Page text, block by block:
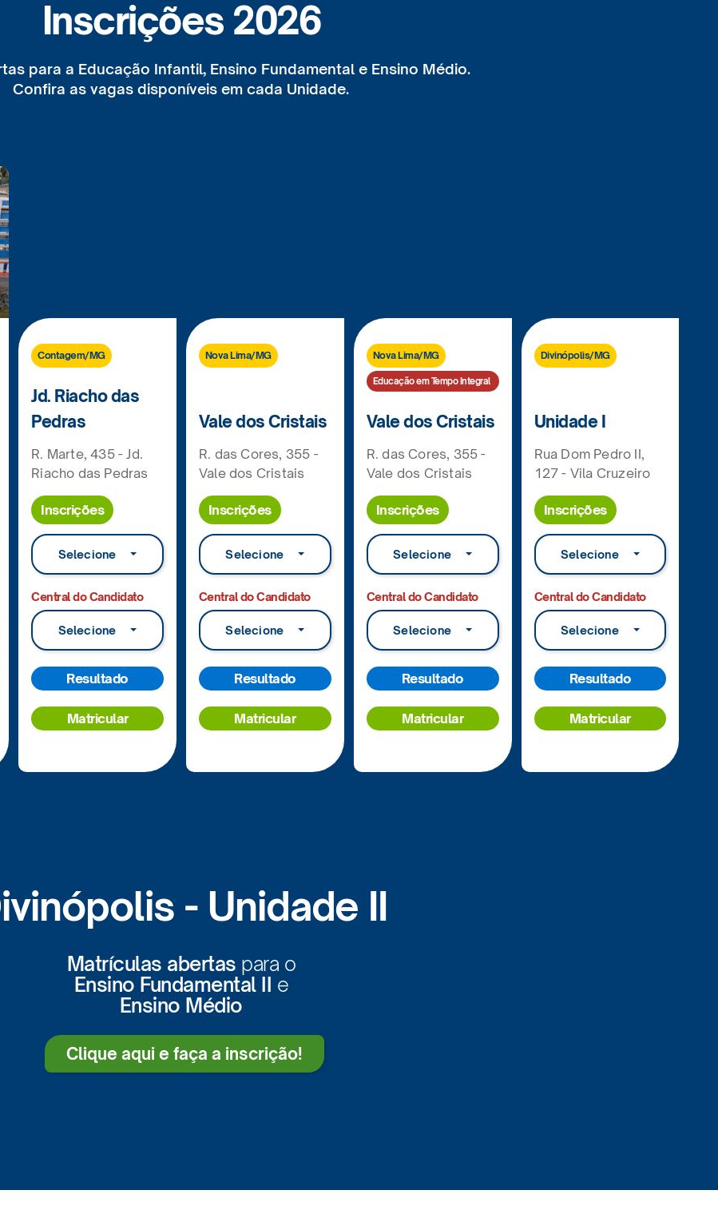
Inscrições 2026
para a Educação Infantil, Ensino Fundamental e Ensino Médio.
Confira as vagas disponíveis em cada Unidade.
Contagem/MG
Jd. Riacho das
Pedras
R. Marte, 435 - Jd.
Riacho das Pedras
Inscrições
Selecione
Central do Candidato
Selecione
Resultado
Matricular
Nova Lima/MG
Vale dos Cristais
R. das Cores, 355 -
Vale dos Cristais
Inscrições
Selecione
Central do Candidato
Selecione
Resultado
Matricular
Nova Lima/MG
Educação em Tempo Integral
Vale dos Cristais
R. das Cores, 355 -
Vale dos Cristais
Inscrições
Selecione
Central do Candidato
Selecione
Resultado
Matricular
Divinópolis/MG
Unidade I
Rua Dom Pedro II,
127 - Vila Cruzeiro
Inscrições
Selecione
Central do Candidato
Selecione
Resultado
Matricular
- Unidade II
Matrículas abertas para o
Ensino Fundamental II e
Ensino Médio
Clique aqui e faça a inscrição!